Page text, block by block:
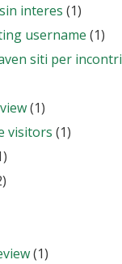
interes (1)
username (1)
siti per incontri
(1)
visitors (1)
(1)